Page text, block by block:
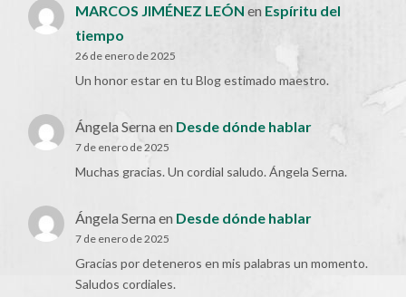
MARCOS JIMÉNEZ LEÓN en Espíritu del
tiempo
26 de enero de 2025
Un honor estar en tu Blog estimado maestro.
Ángela Serna en Desde dónde hablar
7 de enero de 2025
Muchas gracias. Un cordial saludo. Ángela Serna.
Ángela Serna en Desde dónde hablar
7 de enero de 2025
Gracias por deteneros en mis palabras un momento.
Saludos cordiales.